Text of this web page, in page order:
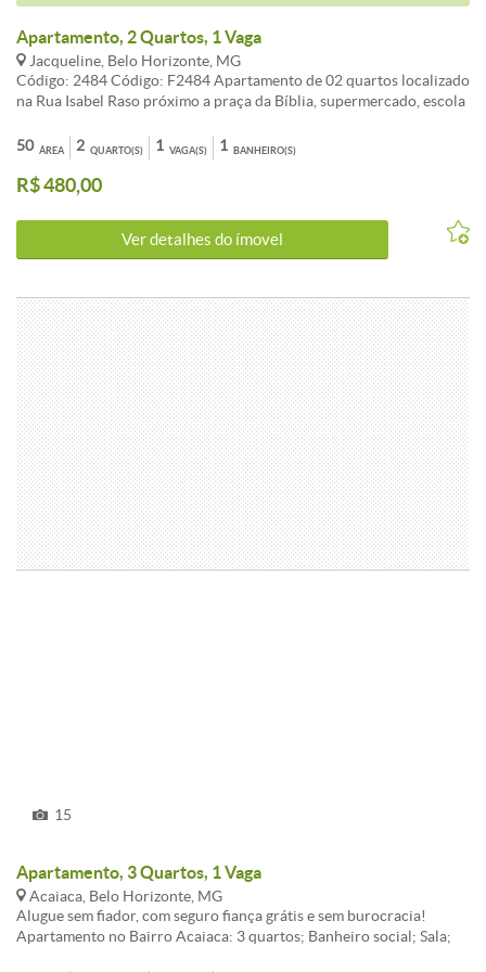
Apartamento, 2 Quartos, 1 Vaga
Jacqueline, Belo Horizonte, MG
Código: 2484 Código: F2484 Apartamento de 02 quartos localizado
na Rua Isabel Raso próximo a praça da Bíblia, supermercado, escola
cozinha, - banheiro, - área de serviços, - 01 vaga demarcada Obs.: Os
valores poderão sofrer alterações sem aviso prévio, favor confirmar
com os nossos consultores. CARACTERISTICAS:
ÁREA
50 QUARTO(S)
2 VAGA(S)
1 BANHEIRO(S)
1
R$ 480,00
Ver detalhes do ímovel
15
Apartamento, 3 Quartos, 1 Vaga
Acaiaca, Belo Horizonte, MG
Alugue sem fiador, com seguro fiança grátis e sem burocracia!
Apartamento no Bairro Acaiaca: 3 quartos; Banheiro social; Sala;